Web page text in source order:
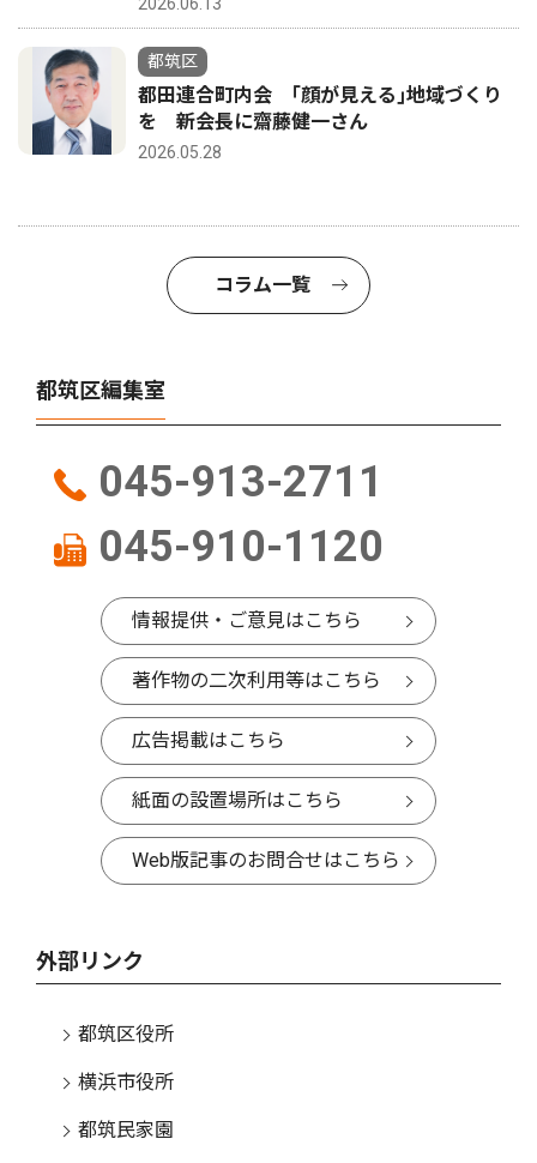
2026.06.13
都筑区
都田連合町内会 ｢顔が見える｣地域づくり
を 新会長に齋藤健一さん
2026.05.28
コラム一覧
都筑区編集室
045-913-2711
045-910-1120
情報提供・ご意見はこちら
著作物の二次利用等はこちら
広告掲載はこちら
紙面の設置場所はこちら
Web版記事のお問合せはこちら
外部リンク
都筑区役所
横浜市役所
都筑民家園